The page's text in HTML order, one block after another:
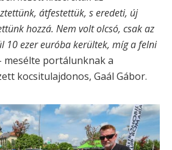
átfestettük, s eredeti, új
hozzá. Nem volt olcsó, csak az
10 ezer euróba kerültek, míg a felni
mesélte portálunknak a
kocsitulajdonos, Gaál Gábor.